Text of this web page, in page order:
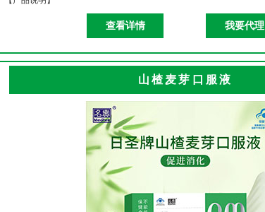
查看详情 我要代理
山楂麦芽口服液